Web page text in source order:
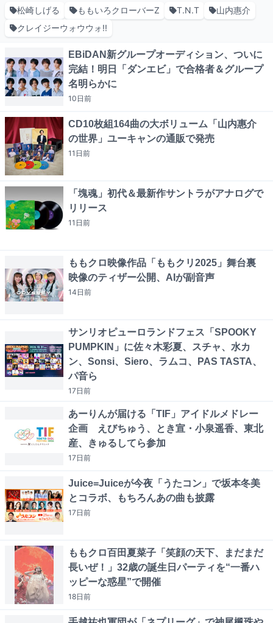
松崎しげる ももいろクローバーZ T.N.T
山内惠介
クレイジーウォウウォ!!
EBiDAN新グループオーディション、ついに
完結！明日「ダンエビ」で合格者＆グループ
名明らかに
10日前
CD10枚組164曲の大ボリューム「山内惠介
の世界」ユーキャンの通販で発売
11日前
「塊魂」初代＆最新作サントラがアナログで
リリース
11日前
ももクロ映像作品「ももクリ2025」舞台裏
映像のティザー公開、AIが副音声
14日前
サンリオピューロランドフェス「SPOOKY
PUMPKIN」に佐々木彩夏、スチャ、水カ
ン、Sonsi、Siero、ラムコ、PAS TASTA、
パ音ら
17日前
あーりんが届ける「TIF」アイドルメドレー
企画 えびちゅう、とき宣・小泉遥香、東北
産、きゅるしてら参加
17日前
Juice=Juiceが今夜「うたコン」で坂本冬美
とコラボ、もちろんあの曲も披露
17日前
ももクロ百田夏菜子「笑顔の天下、まだまだ
長いぜ！」32歳の誕生日パーティを“一番ハ
ッピーな惑星”で開催
18日前